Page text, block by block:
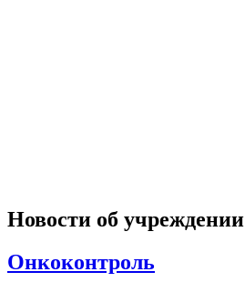
Новости об учреждении
Онкоконтроль